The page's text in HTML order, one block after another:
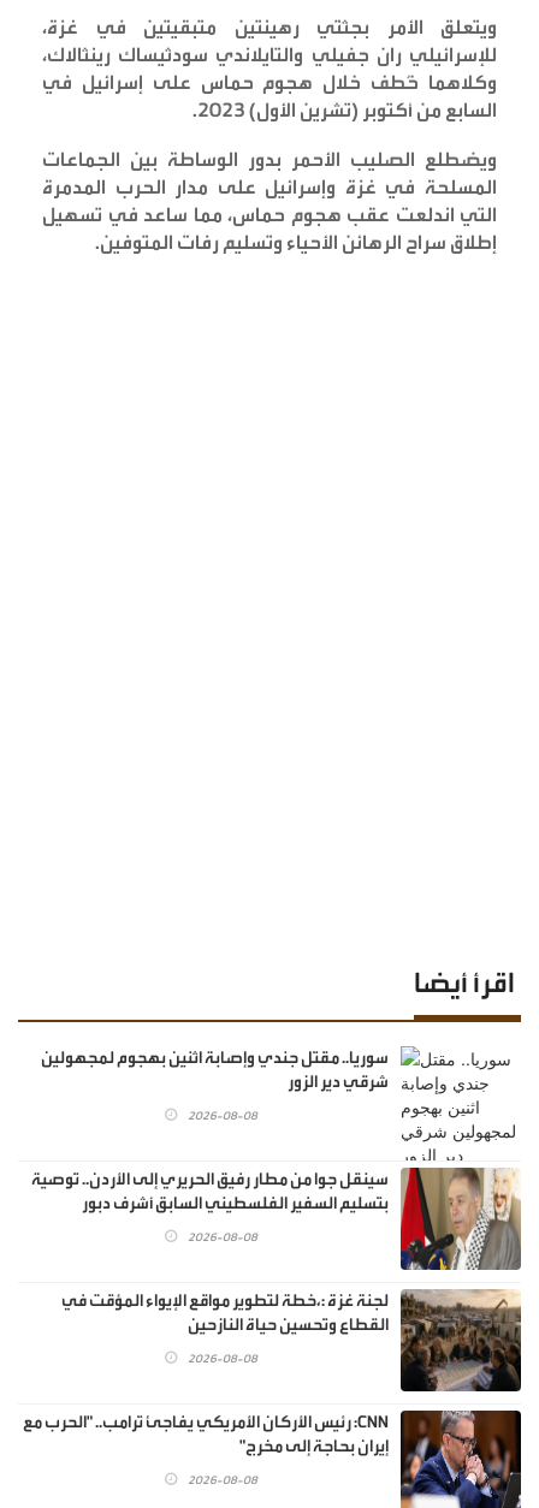
ويتعلق الأمر بجثتي رهينتين متبقيتين في غزة،
للإسرائيلي ران جفيلي والتايلاندي سودثيساك رينثالاك،
وكلاهما خُطف خلال هجوم حماس على إسرائيل في
السابع من أكتوبر (تشرين الأول) 2023
.
ويضطلع الصليب الأحمر بدور الوساطة بين الجماعات
المسلحة في غزة وإسرائيل على مدار الحرب المدمرة
التي اندلعت عقب هجوم حماس، مما ساعد في تسهيل
إطلاق سراح الرهائن الأحياء وتسليم رفات المتوفين.
اقرأ أيضا
سوريا.. مقتل جندي وإصابة اثنين بهجوم لمجهولين
شرقي دير الزور
2026-08-08
سينقل جوا من مطار رفيق الحريري إلى الأردن.. توصية
بتسليم السفير الفلسطيني السابق أشرف دبور
2026-08-08
لجنة غزة :،خطة لتطوير مواقع الإيواء المؤقت في
القطاع وتحسين حياة النازحين
2026-08-08
CNN: رئيس الأركان الأمريكي يفاجئ ترامب.. "الحرب مع
إيران بحاجة إلى مخرج"
2026-08-08